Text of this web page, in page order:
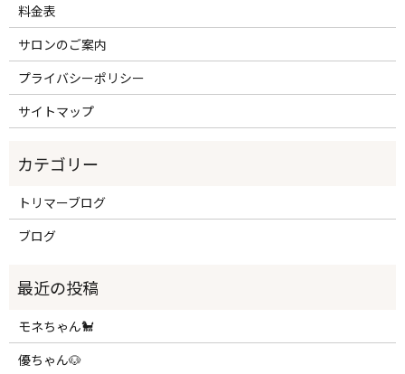
料金表
サロンのご案内
プライバシーポリシー
サイトマップ
トリマーブログ
ブログ
モネちゃん🐩
優ちゃん🐶